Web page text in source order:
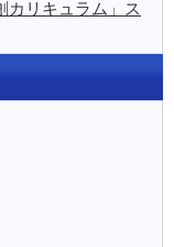
カリキュラム」ス